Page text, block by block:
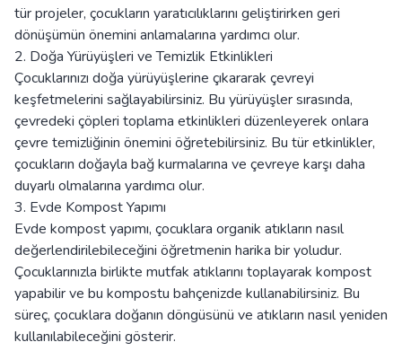
tür projeler, çocukların yaratıcılıklarını geliştirirken geri
dönüşümün önemini anlamalarına yardımcı olur.
2. Doğa Yürüyüşleri ve Temizlik Etkinlikleri
Çocuklarınızı doğa yürüyüşlerine çıkararak çevreyi
keşfetmelerini sağlayabilirsiniz. Bu yürüyüşler sırasında,
çevredeki çöpleri toplama etkinlikleri düzenleyerek onlara
çevre temizliğinin önemini öğretebilirsiniz. Bu tür etkinlikler,
çocukların doğayla bağ kurmalarına ve çevreye karşı daha
duyarlı olmalarına yardımcı olur.
3. Evde Kompost Yapımı
Evde kompost yapımı, çocuklara organik atıkların nasıl
değerlendirilebileceğini öğretmenin harika bir yoludur.
Çocuklarınızla birlikte mutfak atıklarını toplayarak kompost
yapabilir ve bu kompostu bahçenizde kullanabilirsiniz. Bu
süreç, çocuklara doğanın döngüsünü ve atıkların nasıl yeniden
kullanılabileceğini gösterir.